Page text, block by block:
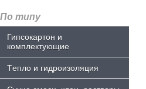
По типу
Гипсокартон и
комплектующие
Tепло и гидроизоляция